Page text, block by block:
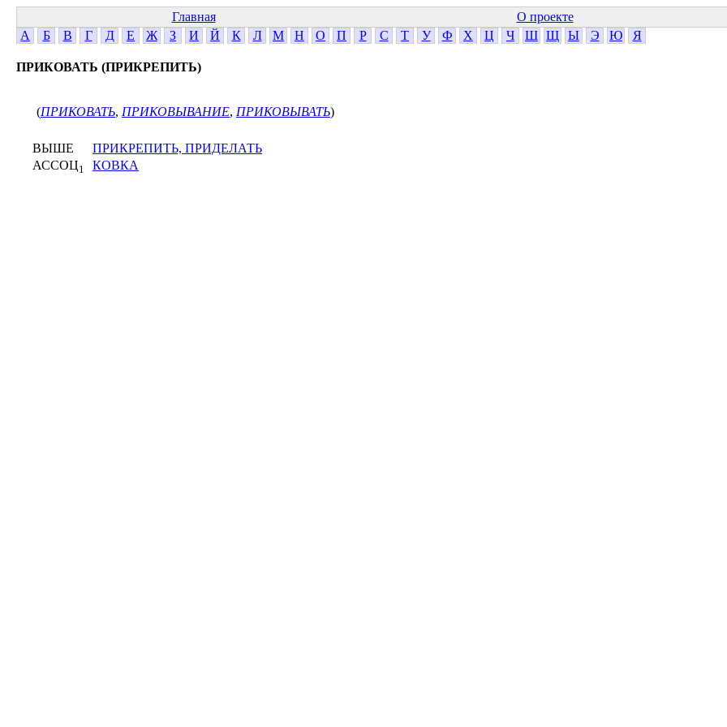
Главная О проекте
А
Б В Г Д Е Ж З И Й К Л М Н О П Р С Т У Ф Х Ц Ч Ш Щ Ы Э Ю Я
ПРИКОВАТЬ (ПРИКРЕПИТЬ)
(ПРИКОВАТЬ, ПРИКОВЫВАНИЕ, ПРИКОВЫВАТЬ)
ВЫШЕ
ПРИКРЕПИТЬ, ПРИДЕЛАТЬ
АССОЦ1 КОВКА